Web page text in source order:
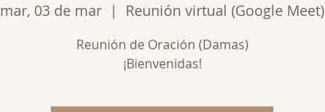
mar, 03 de mar
  |
Reunión virtual (Google Meet)
Reunión de Oración (Damas)
¡Bienvenidas!